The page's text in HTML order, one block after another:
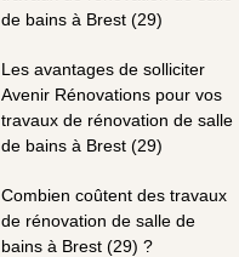
de bains à Brest (29)
Les avantages de solliciter
Avenir Rénovations pour vos
travaux de rénovation de salle
de bains à Brest (29)
Combien coûtent des travaux
de rénovation de salle de
bains à Brest (29) ?